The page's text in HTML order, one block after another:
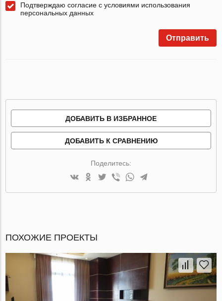
Подтверждаю согласие с условиями использования
персональных данных
Отправить
ДОБАВИТЬ В ИЗБРАННОЕ
ДОБАВИТЬ К СРАВНЕНИЮ
Поделитесь:
ПОХОЖИЕ ПРОЕКТЫ